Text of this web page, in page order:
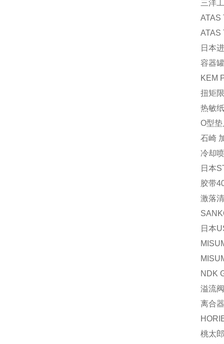
三洋
ATAS
ATAS
日本
容器
KEM
扭矩
热敏
O型
石崎
冷却
日本
胶带
激落
日本
NDK
溢流
离合
桃太